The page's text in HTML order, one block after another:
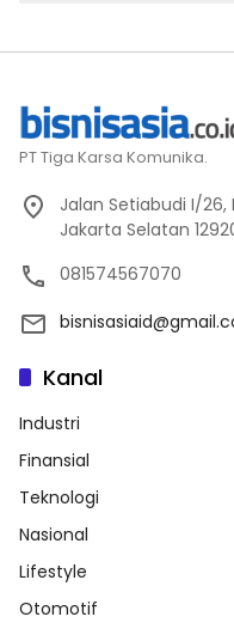
PT Tiga Karsa Komunika.
Jalan Setiabudi I/
Jakarta Selatan
081574567070
Kanal
Industri
Finansial
Teknologi
Nasional
Lifestyle
Otomotif